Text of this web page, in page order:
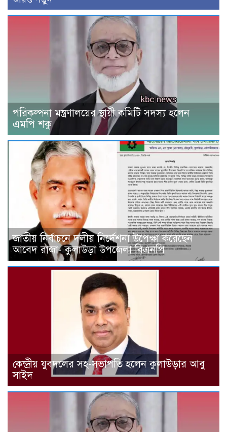
পরিকল্পনা মন্ত্রণালয়ের স্থায়ী কমিটি সদস্য হলেন
এমপি শকু
জাতীয় নির্বাচনে দলীয় নির্দেশনা উপেক্ষা করেছেন
আবেদ রাজা- কুলাউড়া উপজেলা বিএনপি
কেন্দ্রীয় যুবদলের সহ-সভাপতি হলেন কুলাউড়ার আবু
সাইদ